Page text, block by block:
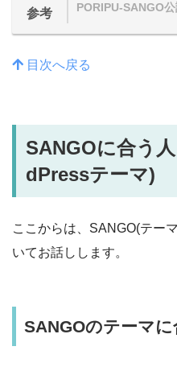
参考 PORIPU-SANGO
目次へ戻る
SANGOに合う
dPressテーマ)
ここからは、SANGO(テー
いてお話しします。
SANGOのテーマに